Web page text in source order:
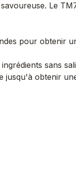
Le
pour obtenir
sans
obtenir